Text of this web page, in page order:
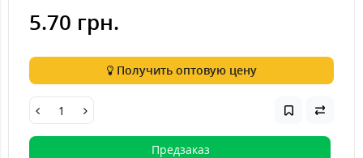
5.70 грн.
Получить оптовую цену
Предзаказ